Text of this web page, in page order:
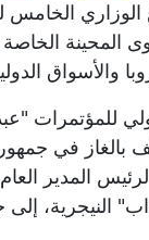
الوزاري الخامس
المحينة
والأسواق
للمؤتمرات
في
المدير
النيجرية، إلى